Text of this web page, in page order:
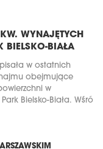
WYNAJĘTYCH
BIELSKO-BIAŁA
w ostatnich
obejmujące
w
Bielsko-Biała. Wśró